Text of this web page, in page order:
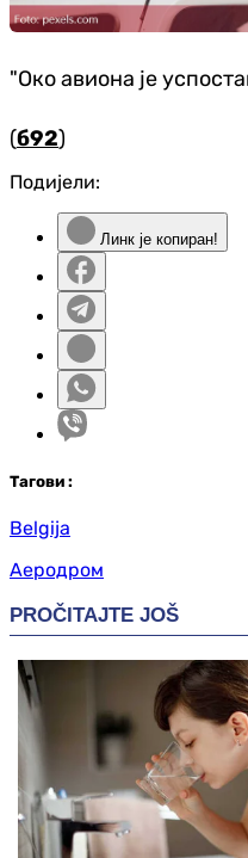
"Око авиона је
(б92)
Подијели:
Линк је копиран!
Тагови :
Belgija
Аеродром